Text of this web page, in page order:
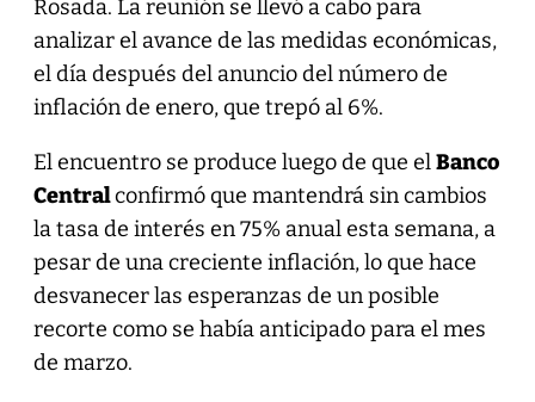
Rosada. La reunión se llevó a cabo para
analizar el avance de las medidas económicas,
el día después del anuncio del número de
inflación de enero, que trepó al 6%.
El encuentro se produce luego de que elBanco
Centralconfirmó que mantendrá sin cambios
la tasa de interés en 75% anual esta semana, a
pesar de una creciente inflación, lo que hace
desvanecer las esperanzas de un posible
recorte como se había anticipado para el mes
de marzo.